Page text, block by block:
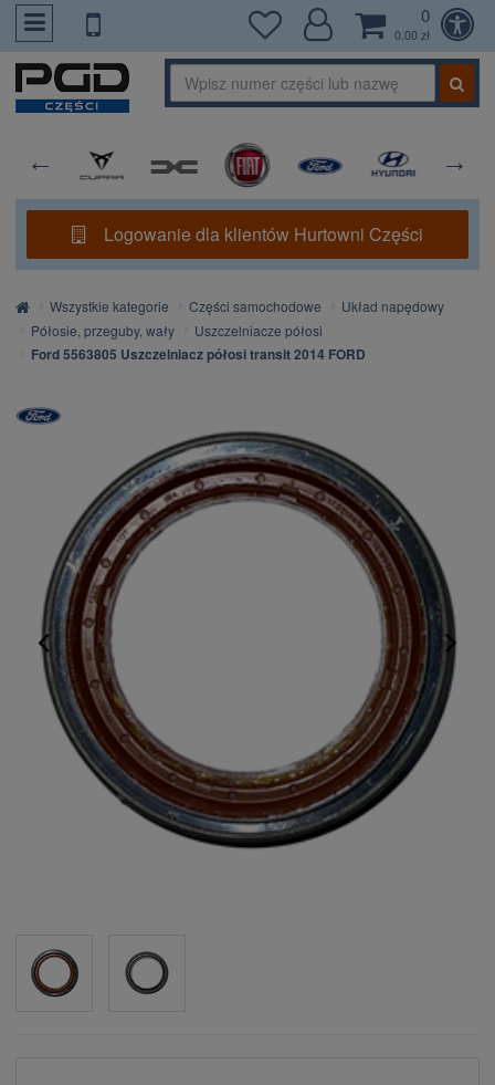
PrzejdzDoTresci
0
0,00 zł
Logowanie dla klientów Hurtowni Części
Strona
główna
Wszystkie kategorie Części samochodowe
Układ napędowy
Półosie, przeguby, wały
Uszczelniacze półosi
Ford 5563805 Uszczelniacz półosi transit 2014 FORD